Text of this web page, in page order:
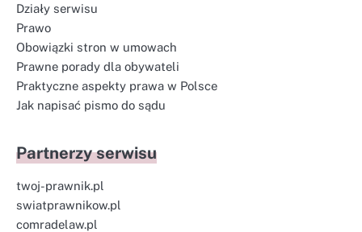
Działy serwisu
Prawo
Obowiązki stron w umowach
Prawne porady dla obywateli
Praktyczne aspekty prawa w Polsce
Jak napisać pismo do sądu
Partnerzy serwisu
twoj-prawnik.pl
swiatprawnikow.pl
comradelaw.pl